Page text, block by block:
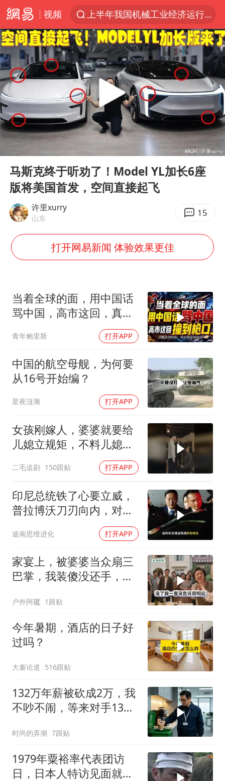
视频
上半年我国机械工业经济运行稳中有进
汪峰阻止14岁女儿买大牌
女子开一天一夜空调后二氧化碳中毒
王力宏演唱会黄牛带观众藏匿被查获
官方通报教师招聘笔试前13名被淘汰
泰国校园枪击案死亡人数升至7人
陕西省委书记赶赴柞水县杏坪镇
女孩摆摊卖菌子时收到北大通知书
改名后的“青海拉面”店
四川宜宾市高县发生4.9级地震
男子杀人后逃进深山21年活得像野人
立秋的仪式感
A股收盘：三大指数均涨超1%
朱雨玲晋级WTT横滨冠军赛女单八强
如何把百年大党建设得更加坚强有力？
Play
12:18
马斯克终于听劝了！Model YL加长6座
版将美国首发，空间直接起飞
许里xurry
山东 15
打开网易新闻 体验效果更佳
当着全球的面，用中国话
骂中国，高市这回，真是
青年鲍里斯 打开APP
中国的航空母舰，为何要
从16号开始编？
星夜涟漪 打开APP
女孩刚嫁人，婆婆就要给
儿媳立规矩，不料儿媳不
二毛追剧 150跟贴 打开APP
印尼总统铁了心要立威，
普拉博沃刀刃向内，对准
途南思维进化 打开APP
家宴上，被婆婆当众扇三
巴掌，我装傻没还手，悄
夫全家10人被新户主请出
家门
户外阿毽 1跟贴
今年暑期，酒店的日子好
过吗？
大秦论道 516跟贴
132万年薪被砍成2万，我
不吵不闹，等来对手13倍
时尚的弄潮 7跟贴
1979年粟裕率代表团访
日，日本人特访见面就喊